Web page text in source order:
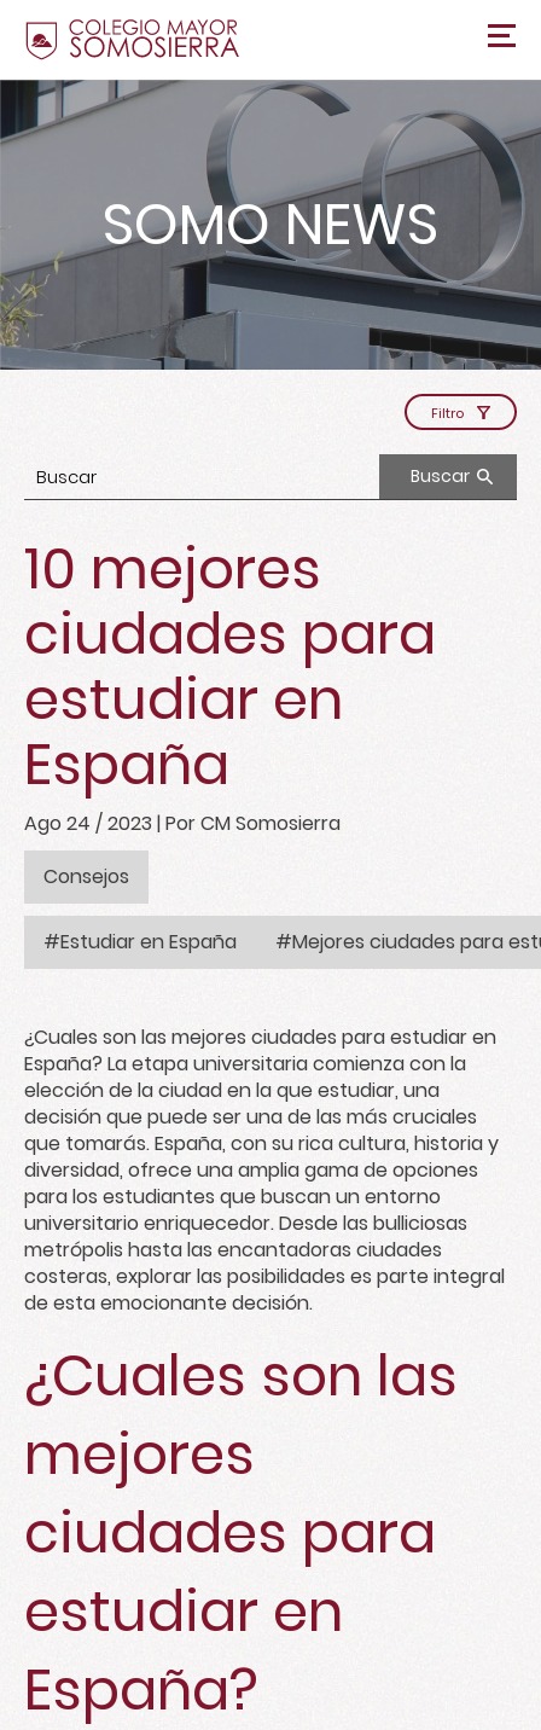
SOMO NEWS
Filtro
Buscar
10 mejores
ciudades para
estudiar en
España
Ago 24 / 2023 | Por CM Somosierra
Consejos
#Estudiar en España #Mejores ciudades para
¿Cuales son las mejores ciudades para estudiar en
España? La etapa universitaria comienza con la
elección de la ciudad en la que estudiar, una
decisión que puede ser una de las más cruciales
que tomarás. España, con su rica cultura, historia y
diversidad, ofrece una amplia gama de opciones
para los estudiantes que buscan un entorno
universitario enriquecedor. Desde las bulliciosas
metrópolis hasta las encantadoras ciudades
costeras, explorar las posibilidades es parte integral
de esta emocionante decisión.
¿Cuales son las
mejores
ciudades para
estudiar en
España?